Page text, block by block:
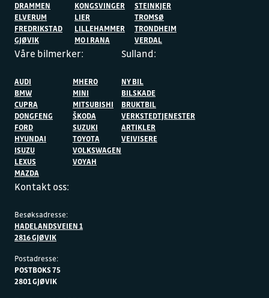
DRAMMEN
ELVERUM
FREDRIKSTAD
GJØVIK
KONGSVINGER
LIER
LILLEHAMMER
MO I RANA
STEINKJER
TROMSØ
TRONDHEIM
VERDAL
Våre bilmerker:
AUDI
BMW
CUPRA
DONGFENG
FORD
HYUNDAI
ISUZU
LEXUS
MAZDA
MHERO
MINI
MITSUBISHI
ŠKODA
SUZUKI
TOYOTA
VOLKSWAGEN
VOYAH
Sulland:
NY BIL
BILSKADE
BRUKTBIL
VERKSTEDTJENESTER
ARTIKLER
VEIVISERE
Kontakt oss:
Besøksadresse:
HADELANDSVEIEN 1
2816 GJØVIK
Postadresse:
POSTBOKS 75
2801 GJØVIK